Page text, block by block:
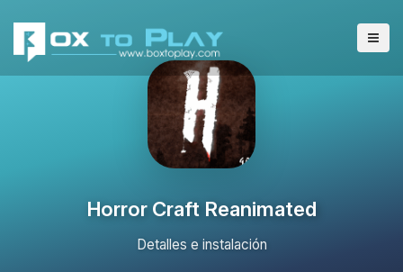
Horror Craft Reanimated
Detalles e instalación